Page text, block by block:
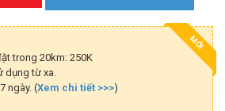
MỚI
trong 20km: 250K
dụng từ xa.
ngày. (Xem chi tiết >>>)